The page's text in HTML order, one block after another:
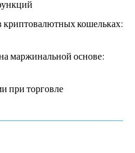
криптовалютных кошельках:
маржинальной основе:
при торговле